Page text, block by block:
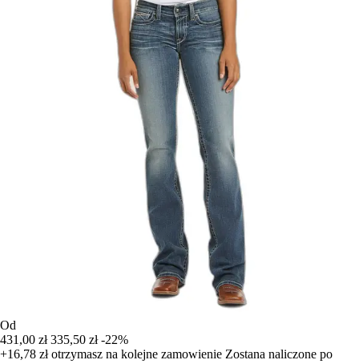
Od
431,00 zł 335,50 zł -22%
+16,78 złotrzymasz na kolejne zamowienie Zostana naliczone po